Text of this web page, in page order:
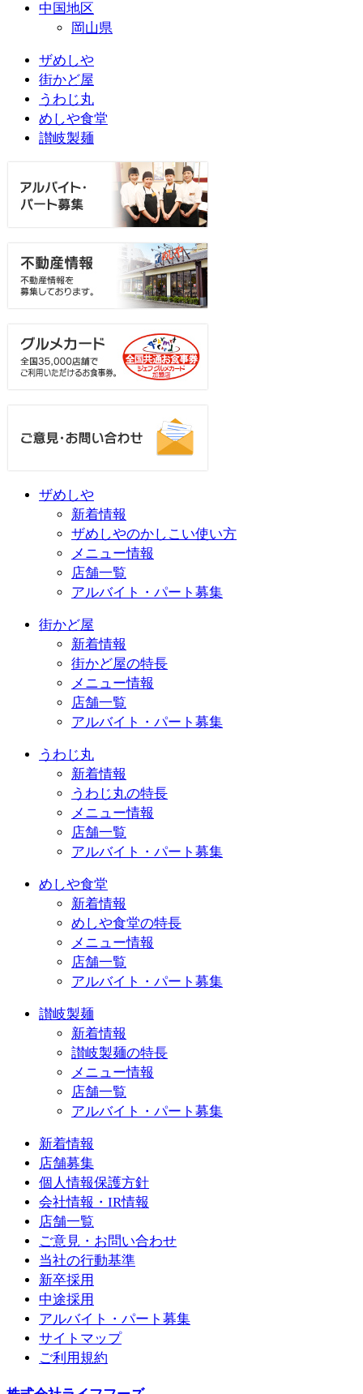
中国地区
岡山県
ザめしや
街かど屋
うわじ丸
めしや食堂
讃岐製麺
ザめしや
新着情報
ザめしやのかしこい使い方
メニュー情報
店舗一覧
アルバイト・パート募集
街かど屋
新着情報
街かど屋の特長
メニュー情報
店舗一覧
アルバイト・パート募集
うわじ丸
新着情報
うわじ丸の特長
メニュー情報
店舗一覧
アルバイト・パート募集
めしや食堂
新着情報
めしや食堂の特長
メニュー情報
店舗一覧
アルバイト・パート募集
讃岐製麺
新着情報
讃岐製麺の特長
メニュー情報
店舗一覧
アルバイト・パート募集
新着情報
店舗募集
個人情報保護方針
会社情報・IR情報
店舗一覧
ご意見・お問い合わせ
当社の行動基準
新卒採用
中途採用
アルバイト・パート募集
サイトマップ
ご利用規約